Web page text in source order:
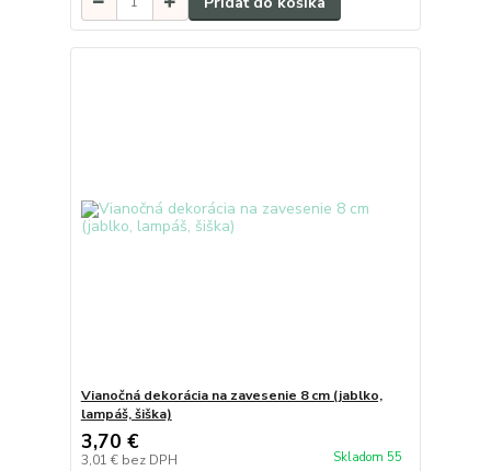
Vianočná dekorácia na zavesenie 8 cm (jablko,
lampáš, šiška)
3,70 €
3,01 € bez DPH Skladom 55